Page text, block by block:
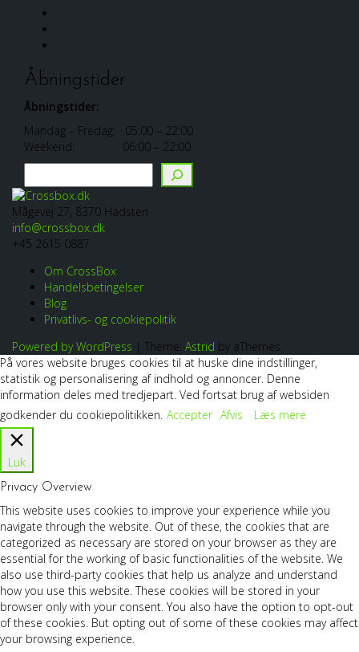
Åbningstider
Åbningstider:
Mandag – Fredag: 05:00 – 22:00
Weekend: 06:00 – 22:00
Mågevej 27, 8370 Hadsten
info@crossbox.dk
+45 2615 0887
Om CrossBox
Handelsbetingelser
Blog
Privatlivs- og cookiepolitik
Powered by WordPress | Theme: Astrid by aThemes.
På vores website bruges cookies til at huske dine indstillinger,
statistik og personalisering af indhold og annoncer. Denne
information deles med tredjepart. Ved fortsat brug af websiden
godkender du cookiepolitikken. Accepter Afvis Læs mere
Luk
Privacy Overview
This website uses cookies to improve your experience while you
navigate through the website. Out of these, the cookies that are
categorized as necessary are stored on your browser as they are
essential for the working of basic functionalities of the website. We
also use third-party cookies that help us analyze and understand
how you use this website. These cookies will be stored in your
browser only with your consent. You also have the option to opt-out
of these cookies. But opting out of some of these cookies may affect
your browsing experience.